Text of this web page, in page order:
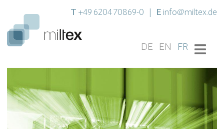
T +49 6204 70869-0 E info@miltex.de
DE EN FR